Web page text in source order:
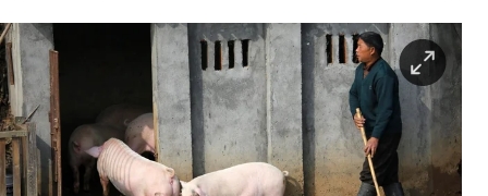
sport
berlin
nord
wahrheit